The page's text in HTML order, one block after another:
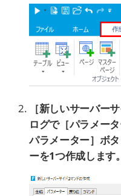
［新しいサーバー
ログで［パラメー
パラメーター］ボ
ーを1つ作成します。